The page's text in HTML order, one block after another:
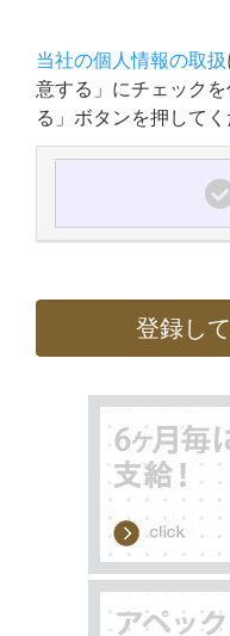
当社の個人情報の取扱
意する」にチェック
る」ボタンを押してく